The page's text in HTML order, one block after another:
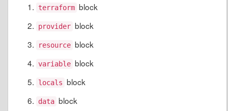
terraform block
provider block
resource block
variable block
locals block
data block